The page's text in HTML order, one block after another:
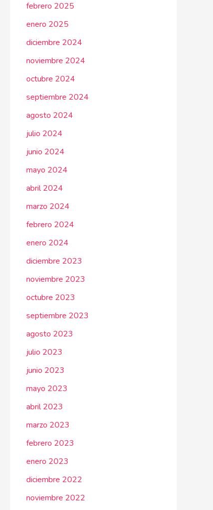
febrero 2025
enero 2025
diciembre 2024
noviembre 2024
octubre 2024
septiembre 2024
agosto 2024
julio 2024
junio 2024
mayo 2024
abril 2024
marzo 2024
febrero 2024
enero 2024
diciembre 2023
noviembre 2023
octubre 2023
septiembre 2023
agosto 2023
julio 2023
junio 2023
mayo 2023
abril 2023
marzo 2023
febrero 2023
enero 2023
diciembre 2022
noviembre 2022